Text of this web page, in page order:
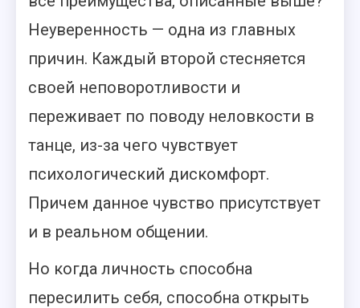
Неуверенность — одна из главных
причин. Каждый второй стесняется
своей неповоротливости и
переживает по поводу неловкости в
танце, из-за чего чувствует
психологический дискомфорт.
Причем данное чувство присутствует
и в реальном общении.
Но когда личность способна
пересилить себя, способна открыть